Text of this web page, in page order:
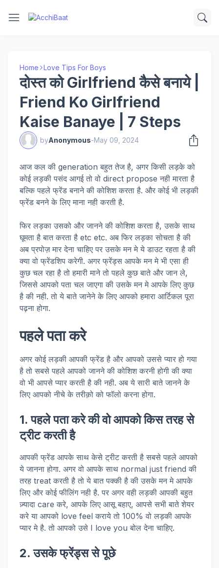
Home Love Tips For Boys
दोस्त को Girlfriend कैसे बनाये |
Friend Ko Girlfriend
Kaise Banaye | 7 Steps
byAnonymous-May 09, 2024
आज कल की generation बहुत तेज है, अगर किसी लड़के को
कोई लड़की पसंद आगई तो वो direct propose नही मारता है
बल्कि पहले फ्रेंड बनाने की कोशिश करता है. और कोई भी लड़की
फ्रेंड बनने के लिए माना नही करती है.
फिर लड़का उसको और जानने की कोशिश करता है, उसके साथ
घूमता है बात करता है etc etc. अब फिर लड़का सोचता है की
अब प्रपोज़ मार देना चाहिए पर उसके मन मे ये डाउट रहता है की
क्या वो फ्रेंडशिप करेगी. अगर फ्रेंड्स आपके मन मे भी एसा ही
कुछ चल रहा है तो हमारी माने तो पहले कुछ बाते और जान ले,
जिससे आपको पता चल जाएगा की उसके मन मे आपके लिए कुछ
है की नही. तो ये बाते जानेने के लिए आपको हमारा आर्टिकल पूरा
पढ़ना होगा.
पहले पता करे
अगर कोई लड़की आपकी फ्रेंड है और आपको उससे प्यार हो गया
है तो सबसे पहले आपको जानने की कोशिश करनी होगी की क्या
वो भी आपसे प्यार करती है की नही. अब ये सारी बाते जानने के
लिए आपको नीचे के तरीक़ो को फॉलो करना होगा.
1. पहले पता करे की वो आपको किस तरह से
ट्रीट करती है
आपकी फ्रेंड आपके साथ केसे ट्रीट करती है सबसे पहले आपको
ये जानना होगा. अगर वो आपके साथ normal just friend की
तरह treat करती है तो ये बात पक्की है की उसके मन मे आपके
लिए और कोई फीलिंग नही है. पर अगर वही लड़की आपकी बहुत
ज़्यादा care करे, आपके लिए आसू बहाए, आपसे सभी बाते शेयर
करे या आपको love feel कराये तो 100% वो लड़की आपके
प्यार मे है. तो आपको उसे I love you बोल देना चाहिए.
2. उसके फ्रेंड्स से पूछे